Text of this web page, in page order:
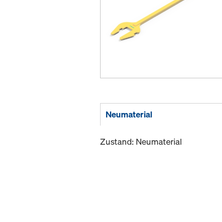
Neumaterial
Zustand: Neumaterial